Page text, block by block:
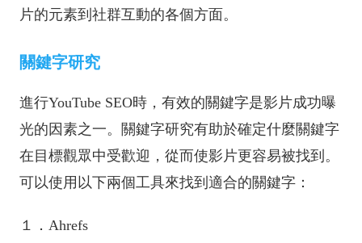
片的元素到社群互動的各個方面。
關鍵字研究
進行YouTube SEO時，有效的關鍵字是影片成功曝
光的因素之一。關鍵字研究有助於確定什麼關鍵字
在目標觀眾中受歡迎，從而使影片更容易被找到。
可以使用以下兩個工具來找到適合的關鍵字：
１．Ahrefs